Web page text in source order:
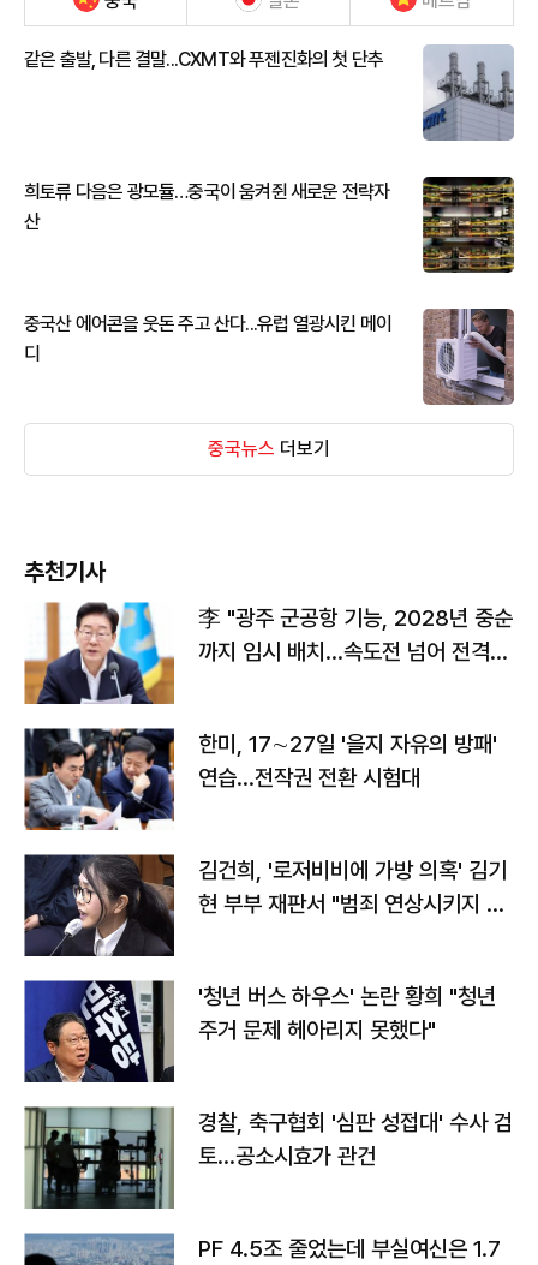
같은 출발, 다른 결말...CXMT와 푸젠진화의 첫 단추
희토류 다음은 광모듈…중국이 움켜쥔 새로운 전략자
산
중국산 에어콘을 웃돈 주고 산다...유럽 열광시킨 메이
디
중국뉴스 더보기
추천기사
李 "광주 군공항 기능, 2028년 중순
까지 임시 배치…속도전 넘어 전격
한미, 17∼27일 '을지 자유의 방패'
연습…전작권 전환 시험대
김건희, '로저비비에 가방 의혹' 김기
현 부부 재판서 "범죄 연상시키지 말
'청년 버스 하우스' 논란 황희 "청년
주거 문제 헤아리지 못했다"
경찰, 축구협회 '심판 성접대' 수사 검
토…공소시효가 관건
PF 4.5조 줄었는데 부실여신은 1.7